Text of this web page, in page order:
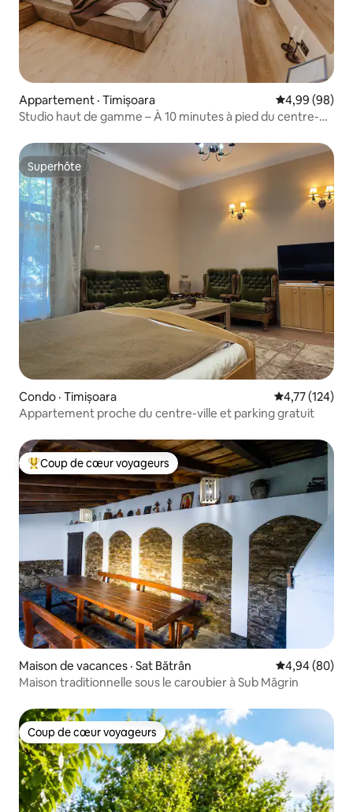
Appartement · Timișoara Note
4,99 (98)
Studio haut de gamme – À 10 minutes à pied du centre-
Superhôte
Superhôte
Condo · Timișoara Note
4,77 (124)
Appartement proche du centre-ville et parking gratuit
Coup de cœur voyageurs parmi les plus aimés
Coup de cœur voyageurs
Maison de vacances · Sat Bătrân Note
4,94 (80)
Maison traditionnelle sous le caroubier à Sub Măgrin
Coup de cœur voyageurs
Coup de cœur voyageurs